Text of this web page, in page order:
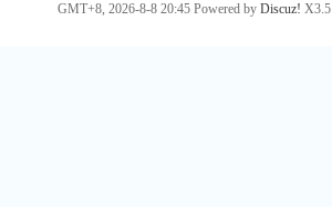
GMT+8, 2026-8-8 20:45Powered by Discuz! X3.5